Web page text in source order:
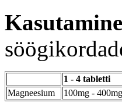
1 - 4 tabletti
Magneesium
100mg - 400mg